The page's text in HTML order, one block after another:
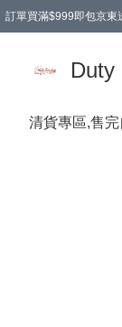
訂單買滿$999即包京東
Duty
清貨專區,售